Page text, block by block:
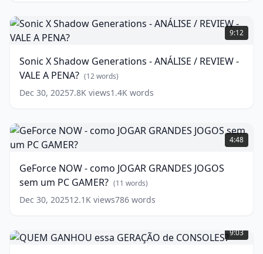
Sonic
X
Shadow
-
ANÁLISE
REVIEW
VALE
A
PENA?
words)
9:12
Sonic X Shadow Generations - ANÁLISE / REVIEW -
VALE A PENA? (12words)
Dec 30, 20257.8K views1.4K words
GeForce
NOW
-
JOGAR
GRANDES
JOGOS
sem
PC
GAMER?
4:48
GeForce NOW - como JOGAR GRANDES JOGOS
sem um PC GAMER? (11 words)
Dec 30, 202512.1K views786 words
GANHOU
essa
9:03